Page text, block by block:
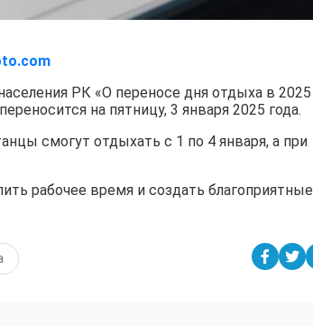
РК «О переносе дня отдыха в 2025
на пятницу, 3 января 2025 года.
смогут отдыхать с 1 по 4 января, а при
рабочее время и создать благоприятные